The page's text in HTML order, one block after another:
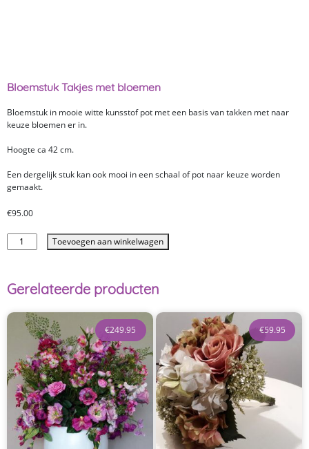
Bloemstuk Takjes met bloemen
Bloemstuk in mooie witte kunsstof pot met een basis van takken met naar
keuze bloemen er in.
Hoogte ca 42 cm.
Een dergelijk stuk kan ook mooi in een schaal of pot naar keuze worden
gemaakt.
€95.00
Toevoegen aan winkelwagen
Gerelateerde producten
€249.95 €59.95